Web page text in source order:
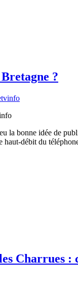
?
la bonne idée de
haut-débit du
Charrues :